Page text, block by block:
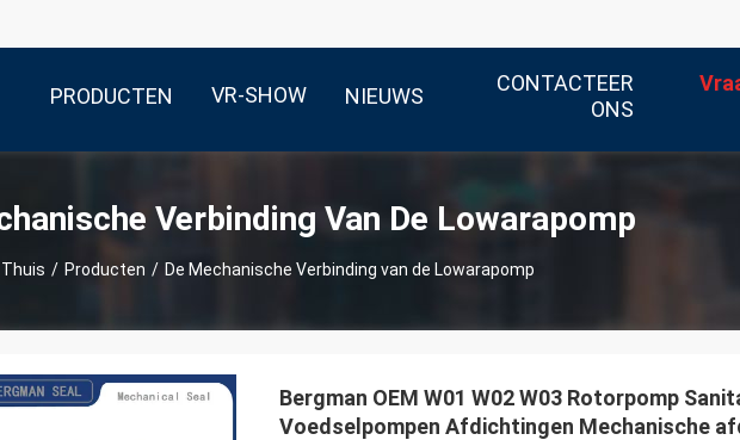
PRODUCTEN VR-SHOW NIEUWS
CONTACTEER
ONS
Verbinding Van De Lowarapomp
Thuis / Producten / De Mechanische Verbinding van de Lowarapomp
Bergman OEM W01 W02 W03 Rotorpomp
Voedselpompen Afdichtingen Mechanische